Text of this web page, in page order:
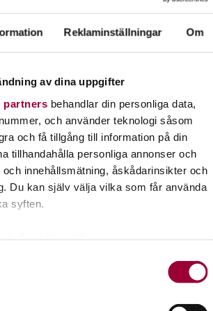
Reklaminställningar Om
av dina uppgifter
partnersbehandlar din personliga data,
och använder teknologi såsom
och få tillgång till information på din
tillhandahålla personliga annonser och
och innehållsmätning, åskådarinsikter och
Du kan själv välja vilka som får använda
syften.
på upp till flera meter
hundungdom på mat.
och Moa Sehlstedt
lägerdag!